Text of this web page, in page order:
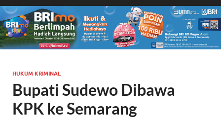
HUKUM KRIMINAL
Bupati Sudewo Dibawa
KPK ke Semarang